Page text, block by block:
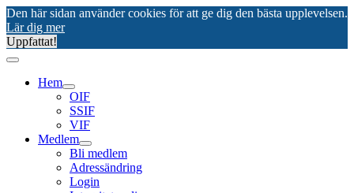
Den här sidan använder cookies för att ge dig den bästa upplevelsen.
Lär dig mer
Uppfattat!
Hem
OIF
SSIF
VIF
Medlem
Bli medlem
Adressändring
Login